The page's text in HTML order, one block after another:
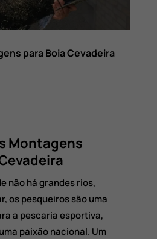
para Boia Cevadeira
Montagens
não há grandes rios,
os pesqueiros são uma
a pescaria esportiva,
paixão nacional. Um